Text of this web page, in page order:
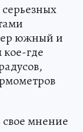
южный и
где
свое мнение